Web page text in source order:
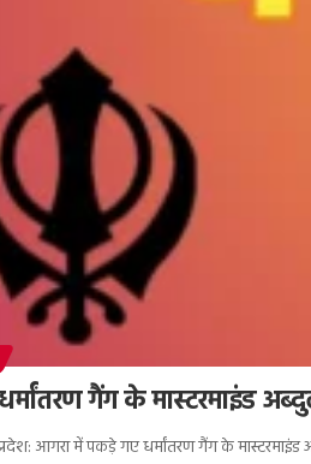
गैंग के मास्टरमाइंड
आगरा में पकड़े गए धर्मांतरण गैंग के